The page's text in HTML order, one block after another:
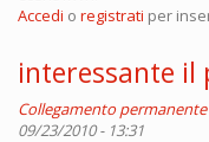
Accedi o registrati per
interessante il
Collegamento permanente
09/23/2010 - 13:31